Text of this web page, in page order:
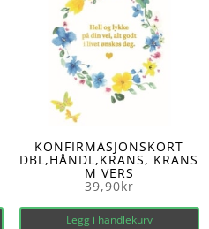
KONFIRMASJONSKORT
DBL,HÅNDL,KRANS, KRANS
M VERS
39,90kr
Legg i handlekurv